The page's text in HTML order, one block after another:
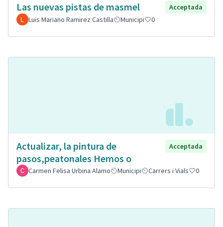
Las nuevas pistas de masmel
Acceptada
Luis Mariano Ramirez Castilla
Municipi 0
Actualizar, la pintura de
pasos,peatonales Hemos o
Acceptada
Carmen Felisa Urbina Alamo Municipi Carrers i Vials 0